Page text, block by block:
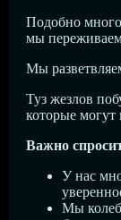
Подобно
мы
Мы
Туз жезлов
которые могут
Важно
У нас
Мы